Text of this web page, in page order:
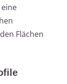
Flächen